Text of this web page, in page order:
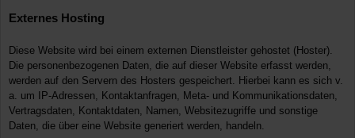
Externes Hosting
Diese Website wird bei einem externen Dienstleister gehostet (Hoster).
Die personenbezogenen Daten, die auf dieser Website erfasst werden,
werden auf den Servern des Hosters gespeichert. Hierbei kann es sich v.
a. um IP-Adressen, Kontaktanfragen, Meta- und Kommunikationsdaten,
Vertragsdaten, Kontaktdaten, Namen, Websitezugriffe und sonstige
Daten, die über eine Website generiert werden, handeln.